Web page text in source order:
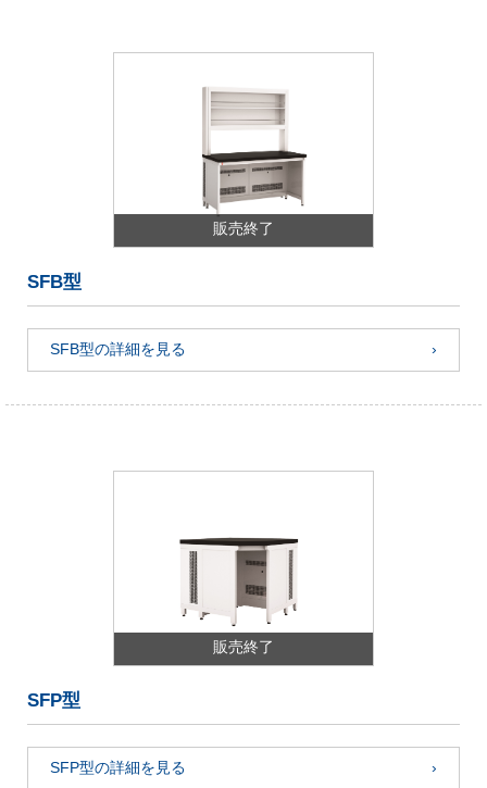
販売終了
SFB型
SFB型の詳細を見る
販売終了
SFP型
SFP型の詳細を見る